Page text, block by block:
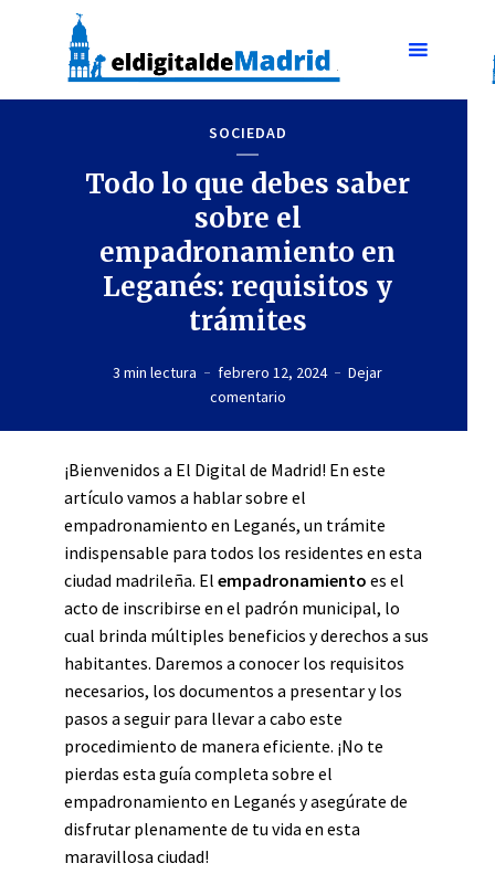
SOCIEDAD
Todo lo que debes saber
sobre el
empadronamiento en
Leganés: requisitos y
trámites
3 min lectura febrero 12, 2024
Dejar
comentario
¡Bienvenidos a El Digital de Madrid! En este
artículo vamos a hablar sobre el
empadronamiento en Leganés, un trámite
indispensable para todos los residentes en esta
ciudad madrileña. El empadronamiento es el
acto de inscribirse en el padrón municipal, lo
cual brinda múltiples beneficios y derechos a sus
habitantes. Daremos a conocer los requisitos
necesarios, los documentos a presentar y los
pasos a seguir para llevar a cabo este
procedimiento de manera eficiente. ¡No te
pierdas esta guía completa sobre el
empadronamiento en Leganés y asegúrate de
disfrutar plenamente de tu vida en esta
maravillosa ciudad!